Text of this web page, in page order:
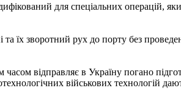
для спеціальних операцій,
та їх зворотний рух до порту без
відправляє в Україну погано
військових технологій